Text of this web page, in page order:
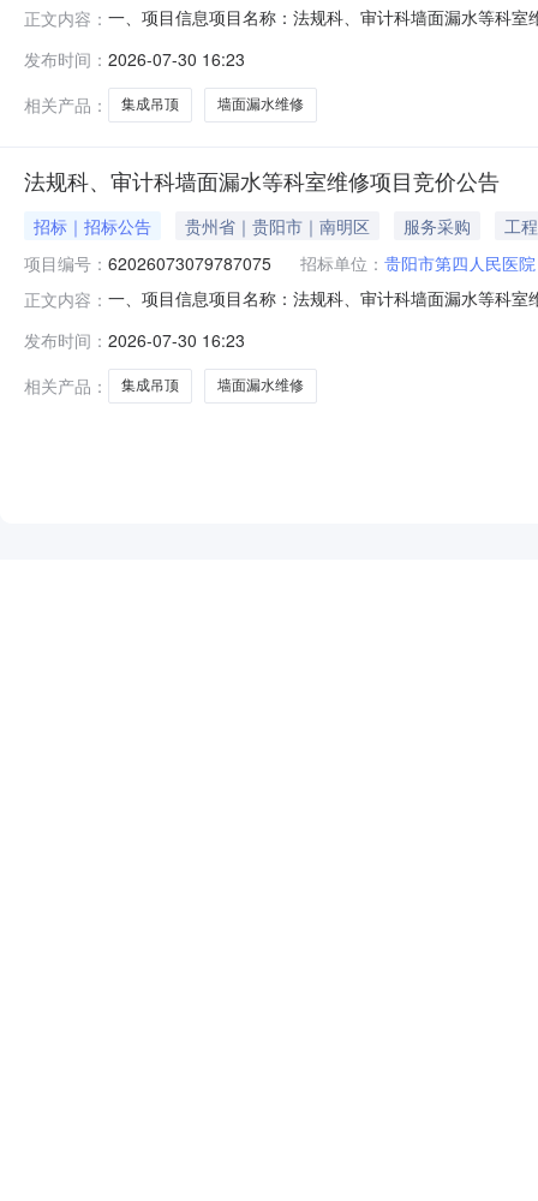
正文内容： 一、项目信息项目名称：法规科、审计科墙面漏水等科
等科室维修项目核心参数要求:商品类目:集成吊顶;采购
发布时间： 2026-07-30 16:23
相关产品：
集成吊顶 墙面漏水维修
法规科、审计科墙面漏水等科室维修项目竞价公告
招标｜招标公告 贵州省｜贵阳市｜南明区 服务采购
工程
项目编号： 62026073079787075 招标单位： 贵阳市第四人民医院
正文内容： 一、项目信息项目名称：法规科、审计科墙面漏水等科
等科室维修项目核心参数要求:商品类目:集成吊顶;采购
发布时间： 2026-07-30 16:23
相关产品：
集成吊顶 墙面漏水维修